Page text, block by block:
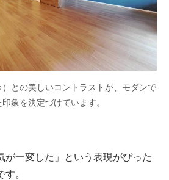
との美しいコントラストが、モダンで
象を決定づけています。
が一変した」という表現がぴった
。